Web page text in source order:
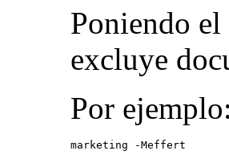
Poniendo
excluye
Por ejemplo:
marketing -Meffert